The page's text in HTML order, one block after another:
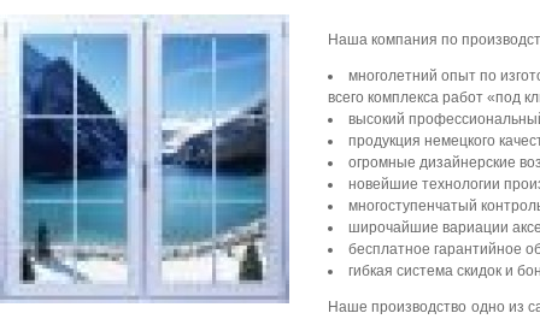
Наша компания по
многолетний опыт по
всего комплекса работ «под
высокий
продукция немецкого
огромные дизайнерские
новейшие технологии
многоступенчатый
широчайшие вариации
бесплатное гарантийное
гибкая система скидок и
Наше производство одно из